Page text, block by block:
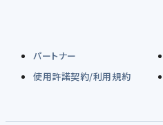
パートナー
使用許諾契約/利用規約